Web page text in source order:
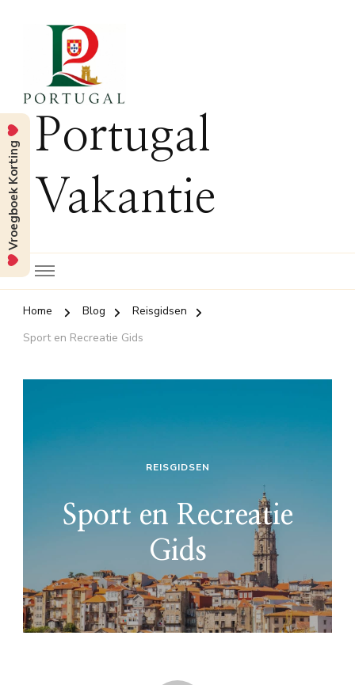
Portugal
Vakantie
Home Blog
Reisgidsen
Sport en Recreatie Gids
REISGIDSEN
Sport en Recreatie
Gids
Vroegboek Korting